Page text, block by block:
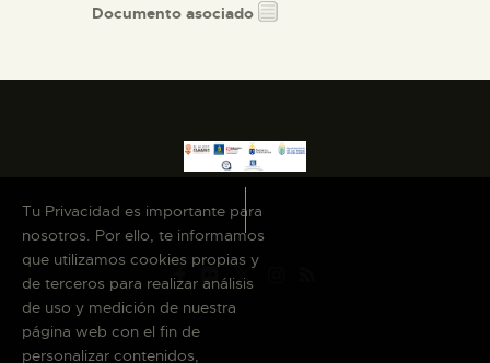
Documento asociado
Tu Privacidad es importante para
nosotros. Por ello, te informamos
que utilizamos cookies propias y
de terceros para realizar análisis
de uso y medición de nuestra
página web con el fin de
personalizar contenidos,